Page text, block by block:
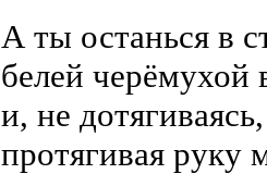
А ты останься в
белей черёмухой
и, не
протягивая руку